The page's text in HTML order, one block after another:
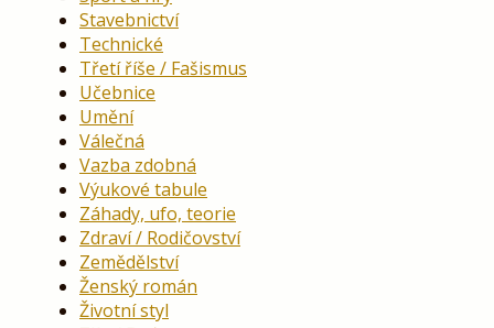
Stavebnictví
Technické
Třetí říše / Fašismus
Učebnice
Umění
Válečná
Vazba zdobná
Výukové tabule
Záhady, ufo, teorie
Zdraví / Rodičovství
Zemědělství
Ženský román
Životní styl